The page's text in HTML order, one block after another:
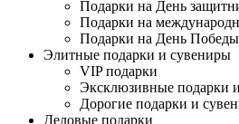
Подарки на День
Подарки на
Подарки на День
Элитные подарки и сувениры
VIP подарки
Эксклюзивные подарки
Дорогие подарки и
Деловые подарки